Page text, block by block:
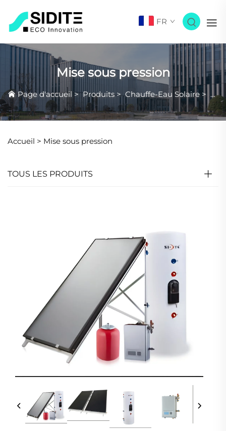
FR
Mise sous pression
Page d'accueil >Produits>Chauffe-Eau Solaire >
Accueil > Mise sous pression
TOUS LES PRODUITS